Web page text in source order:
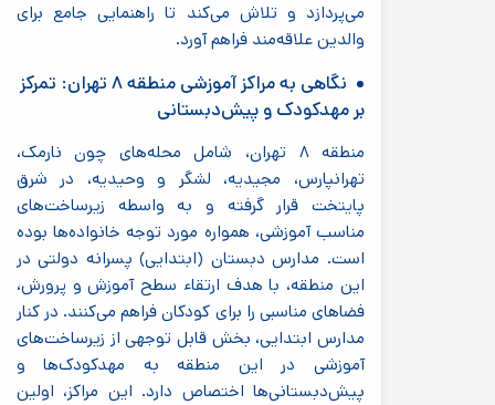
می‌پردازد و تلاش می‌کند تا راهنمایی جامع برای
والدین علاقه‌مند فراهم آورد.
نگاهی به مراکز آموزشی منطقه ۸ تهران: تمرکز
بر مهدکودک و پیش‌دبستانی
منطقه ۸ تهران، شامل محله‌های چون نارمک،
تهرانپارس، مجیدیه، لشگر و وحیدیه، در شرق
پایتخت قرار گرفته و به واسطه زیرساخت‌های
مناسب آموزشی، همواره مورد توجه خانواده‌ها بوده
است. مدارس دبستان (ابتدایی) پسرانه دولتی در
این منطقه، با هدف ارتقاء سطح آموزش و پرورش،
فضاهای مناسبی را برای کودکان فراهم می‌کنند. در کنار
مدارس ابتدایی، بخش قابل توجهی از زیرساخت‌های
آموزشی در این منطقه به مهدکودک‌ها و
پیش‌دبستانی‌ها اختصاص دارد. این مراکز، اولین